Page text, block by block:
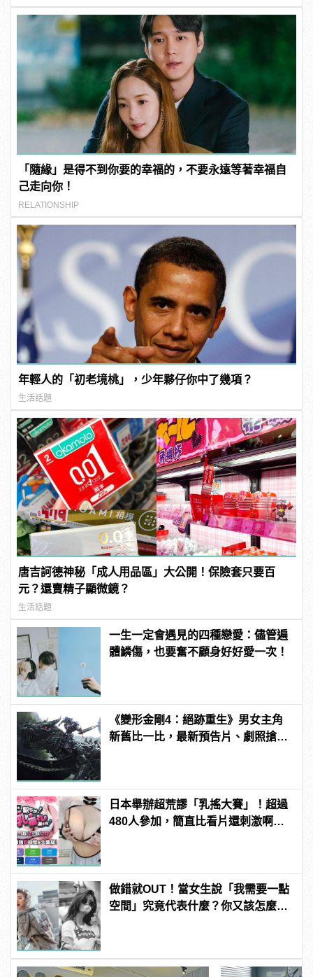
「隨緣」是得不到你要的幸福的，不要永遠等著幸福自
己走向你！
RELATIONSHIP
年輕人的「初老境桃」，少年夥仔你中了幾項？
生活話題
唐吉訶德神秘「成人用品區」大公開！保險套只要百
元？還賣精子顯微鏡？
生活話題
一生一定會遇見的四種戀愛：儘管遍
體鱗傷，也要奮不顧身好好愛一次！
《變形金剛4：絕跡重生》男女主角
新舊比一比，最新預告片、劇照搶先
日本舉辦超荒謬「乳搖大賽」！超過
480人參加，簡直比看片還刺激啊！ |
做錯就OUT！當女生說「我需要一點
空間」究竟代表什麼？你又該怎麼